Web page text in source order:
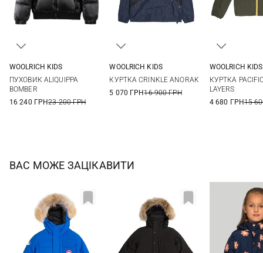
WOOLRICH KIDS
ПУХОВИК ALIQUIPPA
BOMBER
16 240 ГРН23 200 ГРН
WOOLRICH KIDS
КУРТКА CRINKLE ANORAK
5 070 ГРН16 900 ГРН
WOOLRICH KIDS
КУРТКА
LAYERS
4 680 ГРН15
ВАС МОЖЕ ЗАЦІКАВИТИ